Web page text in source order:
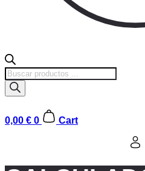
Búsqueda
de
productos
0,00 € 0 Cart